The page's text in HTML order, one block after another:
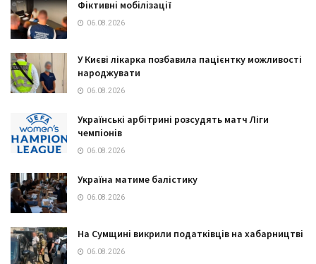
Фіктивні мобілізації
06.08.2026
У Києві лікарка позбавила пацієнтку можливості
народжувати
06.08.2026
Українські арбітрині розсудять матч Ліги
чемпіонів
06.08.2026
Україна матиме балістику
06.08.2026
На Сумщині викрили податківців на хабарництві
06.08.2026